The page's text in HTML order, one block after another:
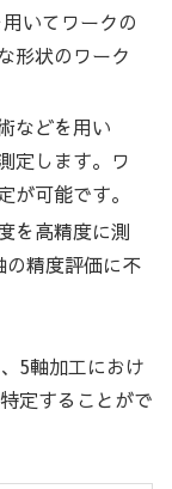
いてワークの
形状のワーク
などを用い
定します。ワ
が可能です。
を高精度に測
の精度評価に不
5軸加工におけ
定することがで